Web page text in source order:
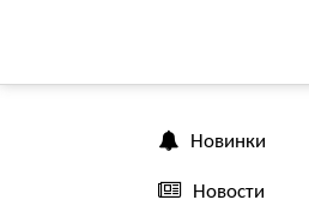
Новинки
Новости